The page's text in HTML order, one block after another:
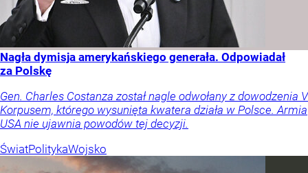
Nagła dymisja amerykańskiego generała. Odpowiadał
za Polskę
Gen. Charles Costanza został nagle odwołany z dowodzenia V
Korpusem, którego wysunięta kwatera działa w Polsce. Armia
USA nie ujawnia powodów tej decyzji.
ŚwiatPolitykaWojsko